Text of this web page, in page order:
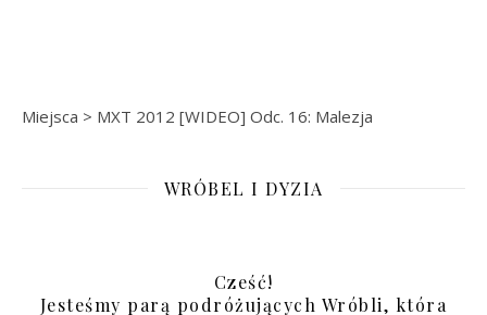
Miejsca > MXT 2012 [WIDEO] Odc. 16: Malezja
WRÓBEL I DYZIA
Cześć!
Jesteśmy parą podróżujących Wróbli, która